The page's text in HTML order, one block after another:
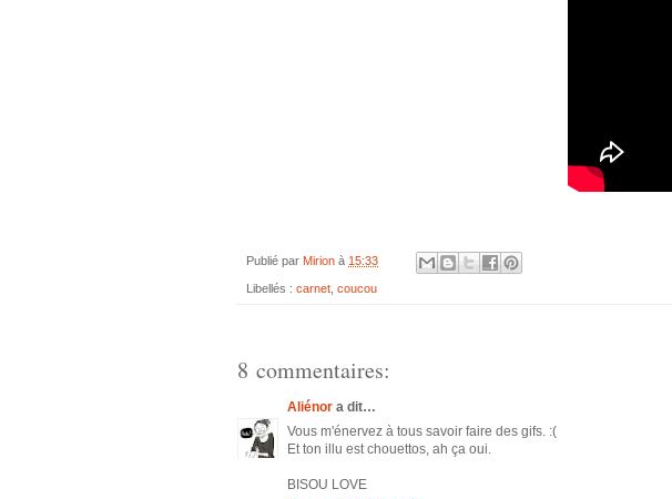
Publié par Mirion à 15:33
Libellés : carnet coucou
8 commentaires:
Aliénor a dit…
Vous m'énervez à tous savoir faire des gifs. :(
Et ton illu est chouettos, ah ça oui.
BISOU LOVE